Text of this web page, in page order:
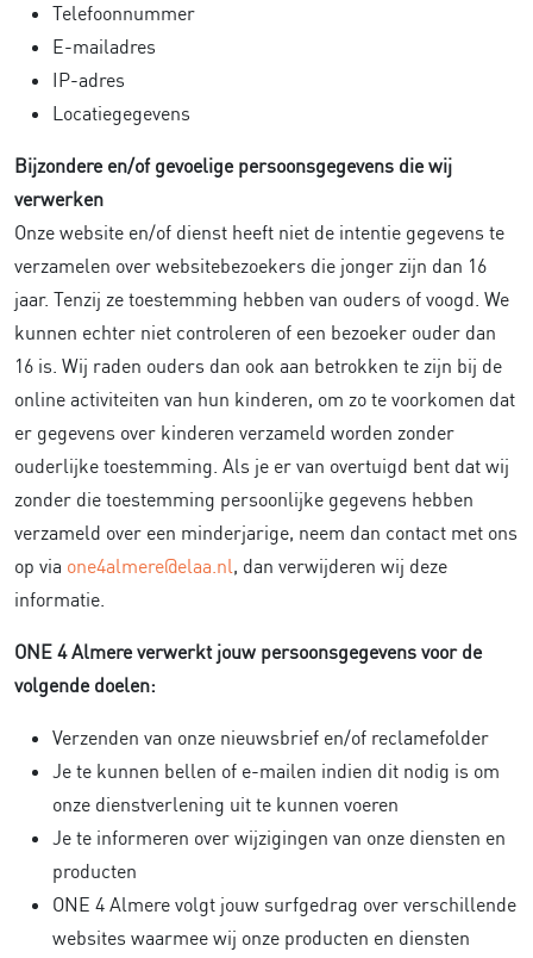
Telefoonnummer
E-mailadres
IP-adres
Locatiegegevens
Bijzondere en/of gevoelige persoonsgegevens die wij
verwerken
Onze website en/of dienst heeft niet de intentie gegevens te
verzamelen over websitebezoekers die jonger zijn dan 16
jaar. Tenzij ze toestemming hebben van ouders of voogd. We
kunnen echter niet controleren of een bezoeker ouder dan
16 is. Wij raden ouders dan ook aan betrokken te zijn bij de
online activiteiten van hun kinderen, om zo te voorkomen dat
er gegevens over kinderen verzameld worden zonder
ouderlijke toestemming. Als je er van overtuigd bent dat wij
zonder die toestemming persoonlijke gegevens hebben
verzameld over een minderjarige, neem dan contact met ons
op via one4almere@elaa.nl, dan verwijderen wij deze
informatie.
ONE 4 Almere verwerkt jouw persoonsgegevens voor de
volgende doelen:
Verzenden van onze nieuwsbrief en/of reclamefolder
Je te kunnen bellen of e-mailen indien dit nodig is om
onze dienstverlening uit te kunnen voeren
Je te informeren over wijzigingen van onze diensten en
producten
ONE 4 Almere volgt jouw surfgedrag over verschillende
websites waarmee wij onze producten en diensten